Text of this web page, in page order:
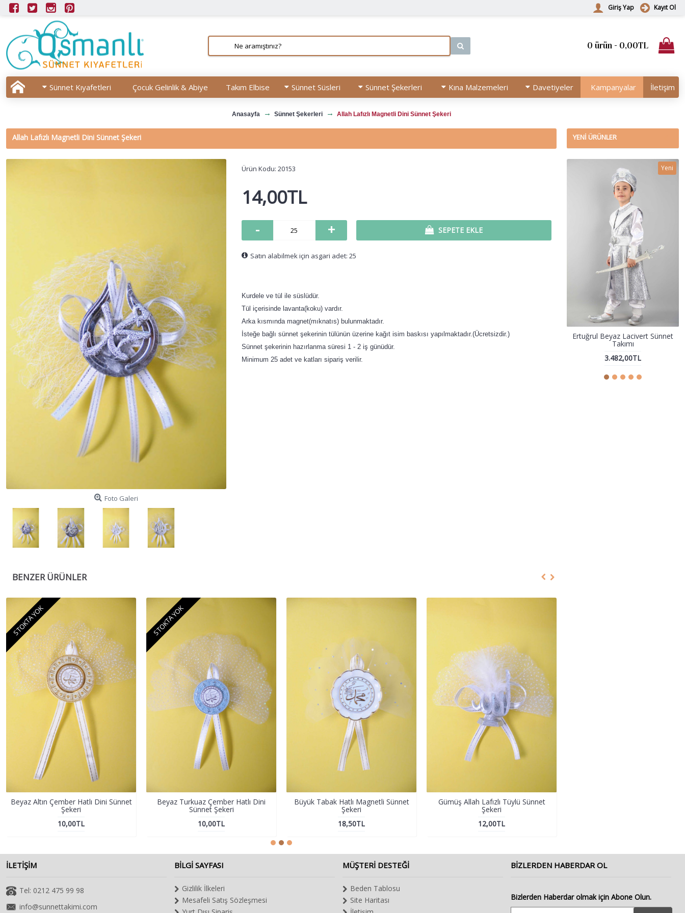
Giriş Yap Kayıt Ol
0 ürün - 0,00TL
Sünnet Kıyafetleri Çocuk Gelinlik & Abiye Takım Elbise Sünnet Süsleri Sünnet Şekerleri Kına Malzemeleri Davetiyeler Kampanyalar İletişim
Anasayfa Sünnet Şekerleri Allah Lafızlı Magnetli Dini Sünnet Şekeri
YENI ÜRÜNLER
Yeni
Ertuğrul Beyaz Lacivert Sünnet
Takımı
3.482,00TL
Allah Lafızlı Magnetli Dini Sünnet Şekeri
Foto Galeri
Ürün Kodu: 20153
14,00TL
- + SEPETE EKLE
Satın alabilmek için asgari adet: 25
Kurdele ve tül ile süslüdür.
Tül içerisinde lavanta(koku) vardır.
Arka kısmında magnet(mıknatıs) bulunmaktadır.
İsteğe bağlı sünnet şekerinin tülünün üzerine kağıt isim baskısı yapılmaktadır.(Ücretsizdir.)
Sünnet şekerinin hazırlanma süresi 1 - 2 iş günüdür.
Minimum 25 adet ve katları sipariş verilir.
BENZER ÜRÜNLER
STOKTA YOK
Beyaz Altın Çember Hatlı Dini Sünnet
Şekeri
10,00TL
STOKTA YOK
Beyaz Turkuaz Çember Hatlı Dini
Sünnet Şekeri
10,00TL
Büyük Tabak Hatlı Magnetli Sünnet
Şekeri
18,50TL
Gümüş Allah Lafızlı Tüylü Sünnet
Şekeri
12,00TL
ILETIŞIM
Tel: 0212 475 99 98
info@sunnettakimi.com
BILGI SAYFASI
Gizlilik İlkeleri
Mesafeli Satış Sözleşmesi
MÜŞTERI DESTEĞI
Beden Tablosu
Site Haritası
BIZLERDEN HABERDAR OL
Bizlerden Haberdar olmak için Abone Olun.